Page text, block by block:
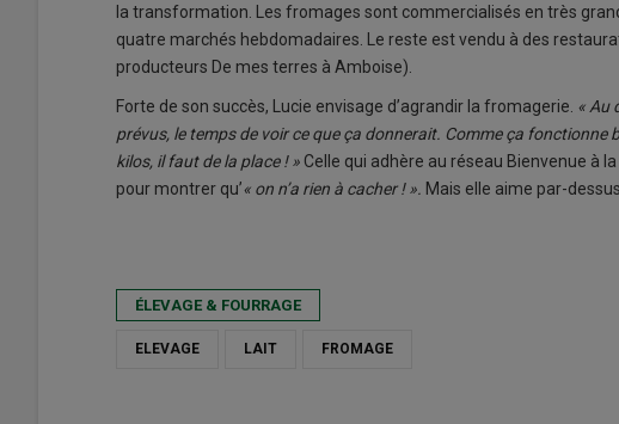
la transformation. Les fromages sont commercialisés en très
quatre marchés hebdomadaires. Le reste est vendu à des
producteurs De mes terres à Amboise).
Forte de son succès, Lucie envisage d’agrandir la fromagerie. « Au
prévus, le temps de voir ce que ça donnerait. Comme ça
kilos, il faut de la place ! » Celle qui adhère au réseau Bienvenue à
pour montrer qu’« on n’a rien à cacher ! ». Mais elle aime par-
ÉLEVAGE & FOURRAGE
ELEVAGE LAIT FROMAGE